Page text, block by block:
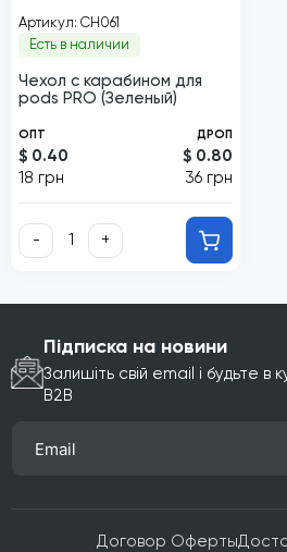
Артикул: CH061
Есть в наличии
Чехол с карабином для
pods PRO (Зеленый)
ОПТ
$ 0.40
18 грн
ДРОП
$ 0.80
36 грн
- +
Підписка на новини
Залишіть свій email і будьте в
B2B
Договор Оферты